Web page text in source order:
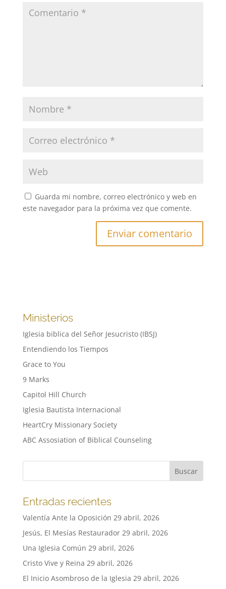
Guarda mi nombre, correo electrónico y web en
este navegador para la próxima vez que comente.
Ministerios
Iglesia biblica del Señor Jesucristo (IBSJ)
Entendiendo los Tiempos
Grace to You
9 Marks
Capitol Hill Church
Iglesia Bautista Internacional
HeartCry Missionary Society
ABC Assosiation of Biblical Counseling
Entradas recientes
Valentía Ante la Oposición 29 abril, 2026
Jesús, El Mesías Restaurador 29 abril, 2026
Una Iglesia Común 29 abril, 2026
Cristo Vive y Reina 29 abril, 2026
El Inicio Asombroso de la Iglesia 29 abril, 2026